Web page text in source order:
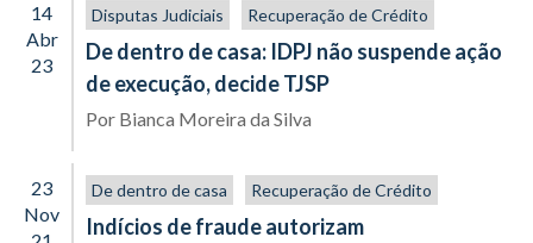
14
Abr
23
Disputas Judiciais Recuperação de Crédito
De dentro de casa: IDPJ não suspende ação
de execução, decide TJSP
Por Bianca Moreira da Silva
23
Nov
De dentro de casa Recuperação de Crédito
Indícios de fraude autorizam